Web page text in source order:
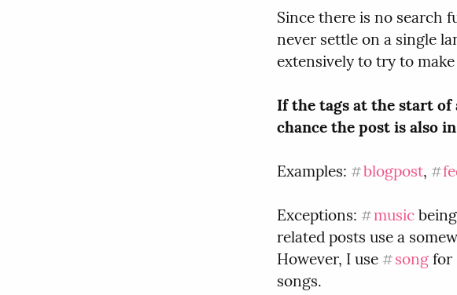
Since there is no search
never settle on a single
extensively to try to
If the tags at the start of
chance the post is also
Examples: #blogpost, #
Exceptions: #music being
related posts use a
However, I use #song for
songs.